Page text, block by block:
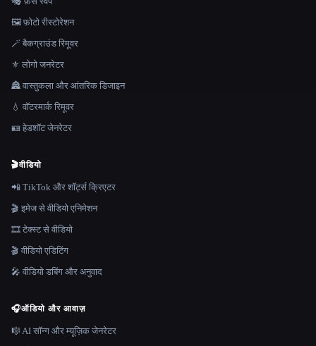
🖼️ फ़ोटो रीस्टोरेशन
🪄 बैकग्राउंड रिमूवर
⚜️ लोगो जनरेटर
🏯 वास्तुकला और आंतरिक डिजाइन
💧 वॉटरमार्क रिमूवर
🪪 हेडशॉट जेनरेटर
🎬वीडियो
📲 TikTok और शॉर्ट्स क्रिएटर
🎬 इमेज से वीडियो एनिमेशन
🎞️ टेक्स्ट से वीडियो
🎬 वीडियो एडिटिंग
🎤 वीडियो डबिंग और अनुवाद
🎧ऑडियो और आवाज़
🎼 AI सॉन्ग और म्यूज़िक जेनरेटर